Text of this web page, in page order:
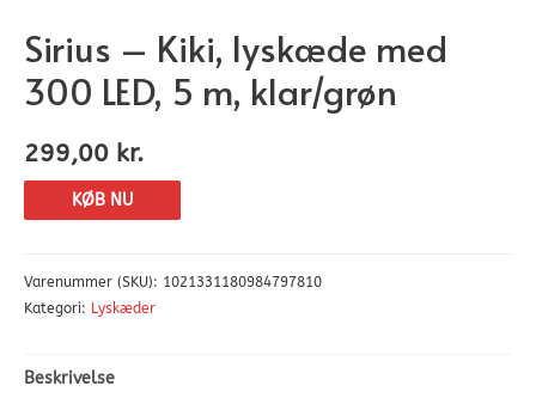
Sirius – Kiki, lyskæde med
300 LED, 5 m, klar/grøn
299,00 kr.
KØB NU
Varenummer (SKU): 1021331180984797810
Kategori: Lyskæder
Beskrivelse